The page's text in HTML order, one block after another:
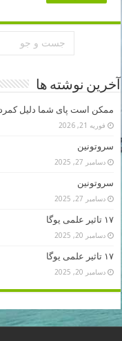
آخرین نوشته ها
ممکن است پای شما دلیل
فوریه 21, 2026
سروتونین
دسامبر 27, 2025
سروتونین
دسامبر 27, 2025
۱۷ تاثیر علمی یوگا
دسامبر 20, 2025
۱۷ تاثیر علمی یوگا
دسامبر 20, 2025